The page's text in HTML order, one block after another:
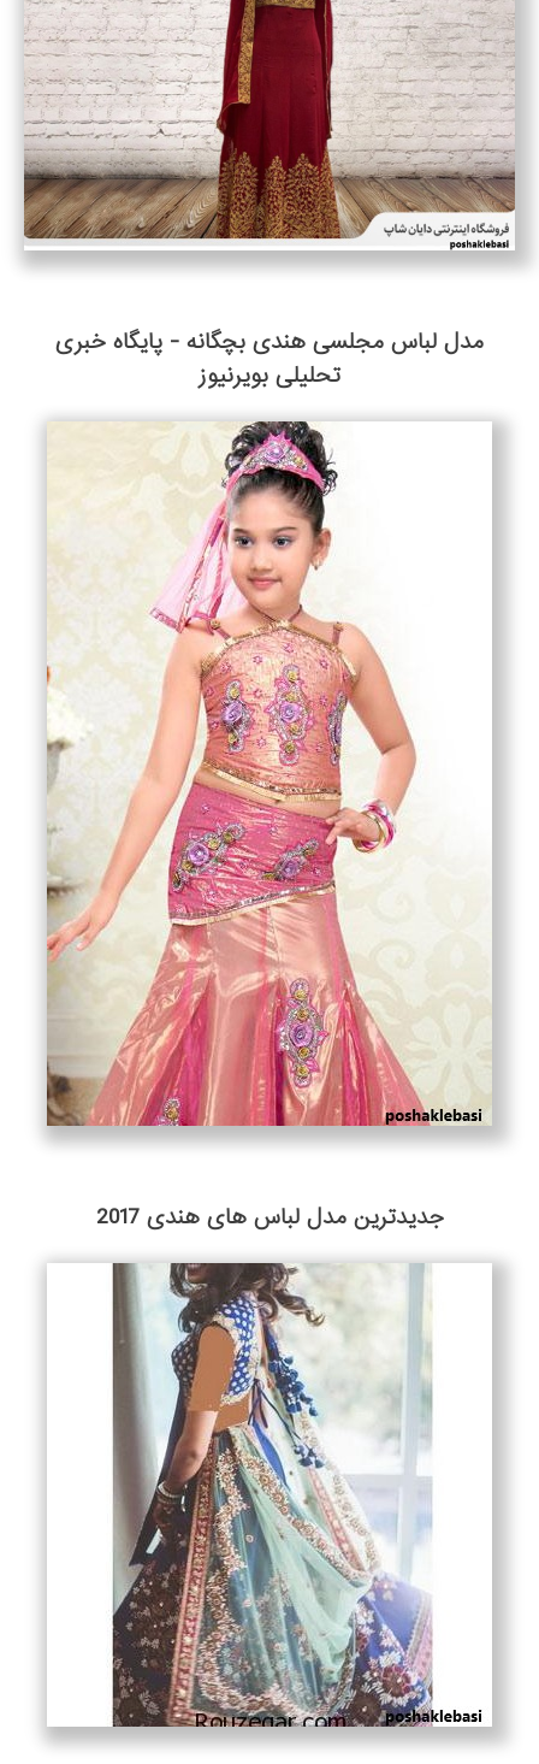
مدل لباس مجلسی هندی بچگانه - پایگاه خبری
تحلیلی بويرنيوز
جدیدترین مدل لباس های هندی 2017